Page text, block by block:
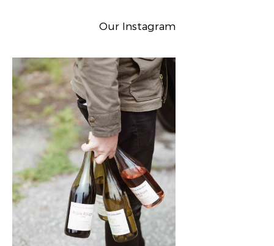
Our Instagram